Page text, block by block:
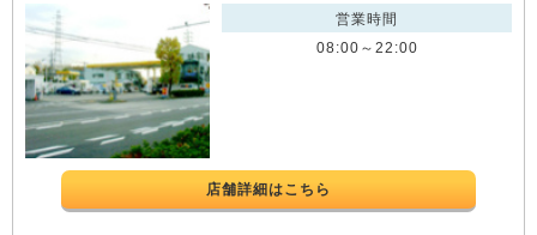
営業時間
08:00～22:00
店舗詳細はこちら